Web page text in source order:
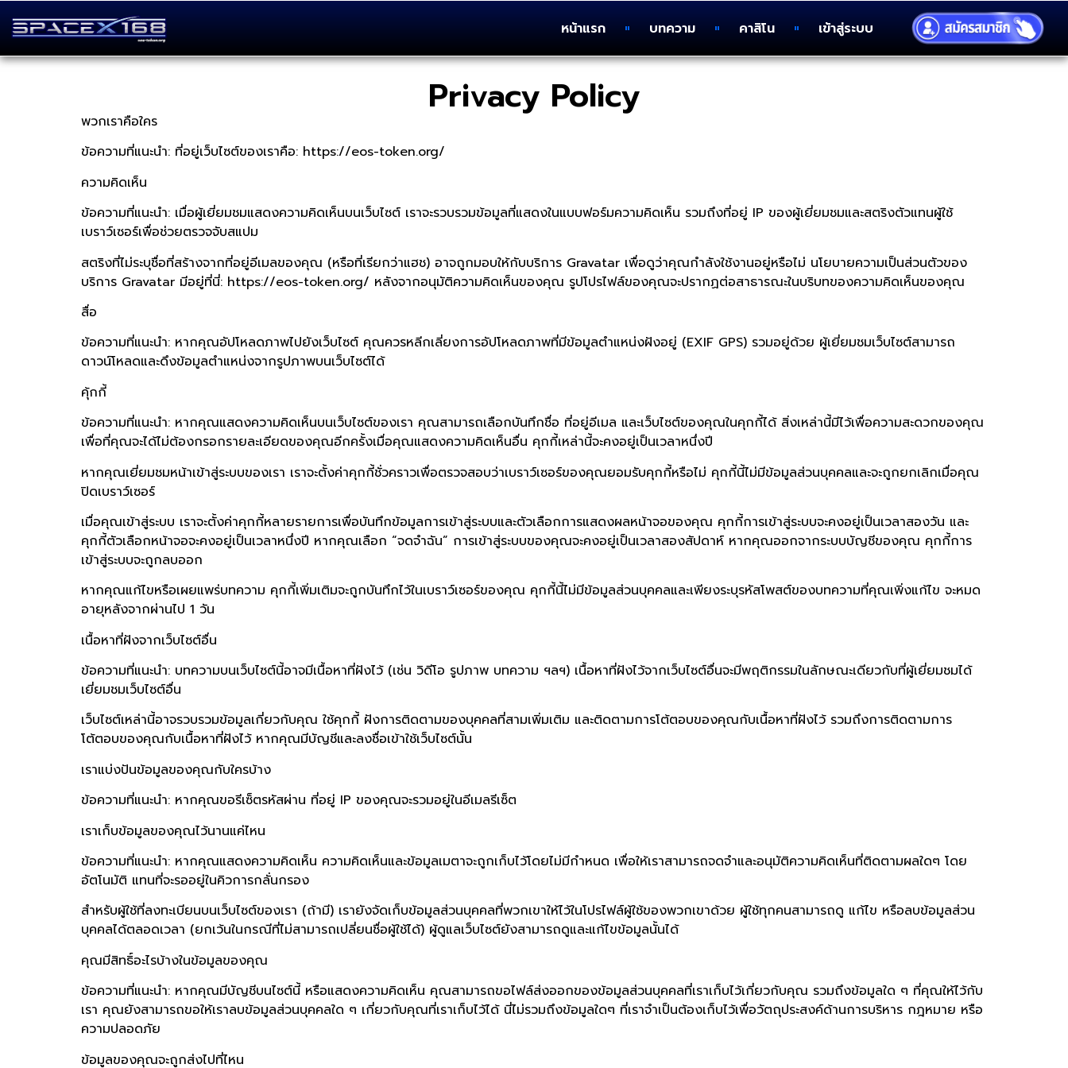
หน้าแรก บทความ คาสิโน เข้าสู่ระบบ
Privacy Policy
พวกเราคือใคร
ข้อความที่แนะนำ: ที่อยู่เว็บไซต์ของเราคือ: https://eos-token.org/
ความคิดเห็น
ข้อความที่แนะนำ: เมื่อผู้เยี่ยมชมแสดงความคิดเห็นบนเว็บไซต์ เราจะรวบรวมข้อมูลที่แสดงในแบบฟอร์มความคิดเห็น รวมถึงที่อยู่ IP ของผู้เยี่ยมชมและสตริงตัวแทนผู้ใช้
เบราว์เซอร์เพื่อช่วยตรวจจับสแปม
สตริงที่ไม่ระบุชื่อที่สร้างจากที่อยู่อีเมลของคุณ (หรือที่เรียกว่าแฮช) อาจถูกมอบให้กับบริการ Gravatar เพื่อดูว่าคุณกำลังใช้งานอยู่หรือไม่ นโยบายความเป็นส่วนตัวของ
บริการ Gravatar มีอยู่ที่นี่: https://eos-token.org/ หลังจากอนุมัติความคิดเห็นของคุณ รูปโปรไฟล์ของคุณจะปรากฏต่อสาธารณะในบริบทของความคิดเห็นของคุณ
สื่อ
ข้อความที่แนะนำ: หากคุณอัปโหลดภาพไปยังเว็บไซต์ คุณควรหลีกเลี่ยงการอัปโหลดภาพที่มีข้อมูลตำแหน่งฝังอยู่ (EXIF GPS) รวมอยู่ด้วย ผู้เยี่ยมชมเว็บไซต์สามารถ
ดาวน์โหลดและดึงข้อมูลตำแหน่งจากรูปภาพบนเว็บไซต์ได้
คุ้กกี้
ข้อความที่แนะนำ: หากคุณแสดงความคิดเห็นบนเว็บไซต์ของเรา คุณสามารถเลือกบันทึกชื่อ ที่อยู่อีเมล และเว็บไซต์ของคุณในคุกกี้ได้ สิ่งเหล่านี้มีไว้เพื่อความสะดวกของคุณ
เพื่อที่คุณจะได้ไม่ต้องกรอกรายละเอียดของคุณอีกครั้งเมื่อคุณแสดงความคิดเห็นอื่น คุกกี้เหล่านี้จะคงอยู่เป็นเวลาหนึ่งปี
หากคุณเยี่ยมชมหน้าเข้าสู่ระบบของเรา เราจะตั้งค่าคุกกี้ชั่วคราวเพื่อตรวจสอบว่าเบราว์เซอร์ของคุณยอมรับคุกกี้หรือไม่ คุกกี้นี้ไม่มีข้อมูลส่วนบุคคลและจะถูกยกเลิกเมื่อคุณ
ปิดเบราว์เซอร์
เมื่อคุณเข้าสู่ระบบ เราจะตั้งค่าคุกกี้หลายรายการเพื่อบันทึกข้อมูลการเข้าสู่ระบบและตัวเลือกการแสดงผลหน้าจอของคุณ คุกกี้การเข้าสู่ระบบจะคงอยู่เป็นเวลาสองวัน และ
คุกกี้ตัวเลือกหน้าจอจะคงอยู่เป็นเวลาหนึ่งปี หากคุณเลือก “จดจำฉัน” การเข้าสู่ระบบของคุณจะคงอยู่เป็นเวลาสองสัปดาห์ หากคุณออกจากระบบบัญชีของคุณ คุกกี้การ
เข้าสู่ระบบจะถูกลบออก
หากคุณแก้ไขหรือเผยแพร่บทความ คุกกี้เพิ่มเติมจะถูกบันทึกไว้ในเบราว์เซอร์ของคุณ คุกกี้นี้ไม่มีข้อมูลส่วนบุคคลและเพียงระบุรหัสโพสต์ของบทความที่คุณเพิ่งแก้ไข จะหมด
อายุหลังจากผ่านไป 1 วัน
เนื้อหาที่ฝังจากเว็บไซต์อื่น
ข้อความที่แนะนำ: บทความบนเว็บไซต์นี้อาจมีเนื้อหาที่ฝังไว้ (เช่น วิดีโอ รูปภาพ บทความ ฯลฯ) เนื้อหาที่ฝังไว้จากเว็บไซต์อื่นจะมีพฤติกรรมในลักษณะเดียวกับที่ผู้เยี่ยมชมได้
เยี่ยมชมเว็บไซต์อื่น
เว็บไซต์เหล่านี้อาจรวบรวมข้อมูลเกี่ยวกับคุณ ใช้คุกกี้ ฝังการติดตามของบุคคลที่สามเพิ่มเติม และติดตามการโต้ตอบของคุณกับเนื้อหาที่ฝังไว้ รวมถึงการติดตามการ
โต้ตอบของคุณกับเนื้อหาที่ฝังไว้ หากคุณมีบัญชีและลงชื่อเข้าใช้เว็บไซต์นั้น
เราแบ่งปันข้อมูลของคุณกับใครบ้าง
ข้อความที่แนะนำ: หากคุณขอรีเซ็ตรหัสผ่าน ที่อยู่ IP ของคุณจะรวมอยู่ในอีเมลรีเซ็ต
เราเก็บข้อมูลของคุณไว้นานแค่ไหน
ข้อความที่แนะนำ: หากคุณแสดงความคิดเห็น ความคิดเห็นและข้อมูลเมตาจะถูกเก็บไว้โดยไม่มีกำหนด เพื่อให้เราสามารถจดจำและอนุมัติความคิดเห็นที่ติดตามผลใดๆ โดย
อัตโนมัติ แทนที่จะรออยู่ในคิวการกลั่นกรอง
สำหรับผู้ใช้ที่ลงทะเบียนบนเว็บไซต์ของเรา (ถ้ามี) เรายังจัดเก็บข้อมูลส่วนบุคคลที่พวกเขาให้ไว้ในโปรไฟล์ผู้ใช้ของพวกเขาด้วย ผู้ใช้ทุกคนสามารถดู แก้ไข หรือลบข้อมูลส่วน
บุคคลได้ตลอดเวลา (ยกเว้นในกรณีที่ไม่สามารถเปลี่ยนชื่อผู้ใช้ได้) ผู้ดูแลเว็บไซต์ยังสามารถดูและแก้ไขข้อมูลนั้นได้
คุณมีสิทธิ์อะไรบ้างในข้อมูลของคุณ
ข้อความที่แนะนำ: หากคุณมีบัญชีบนไซต์นี้ หรือแสดงความคิดเห็น คุณสามารถขอไฟล์ส่งออกของข้อมูลส่วนบุคคลที่เราเก็บไว้เกี่ยวกับคุณ รวมถึงข้อมูลใด ๆ ที่คุณให้ไว้กับ
เรา คุณยังสามารถขอให้เราลบข้อมูลส่วนบุคคลใด ๆ เกี่ยวกับคุณที่เราเก็บไว้ได้ นี่ไม่รวมถึงข้อมูลใดๆ ที่เราจำเป็นต้องเก็บไว้เพื่อวัตถุประสงค์ด้านการบริหาร กฎหมาย หรือ
ความปลอดภัย
ข้อมูลของคุณจะถูกส่งไปที่ไหน